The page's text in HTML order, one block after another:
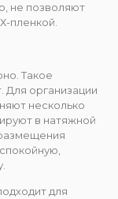
не позволяют
пленкой.
Такое
Для организации
несколько
в натяжной
для